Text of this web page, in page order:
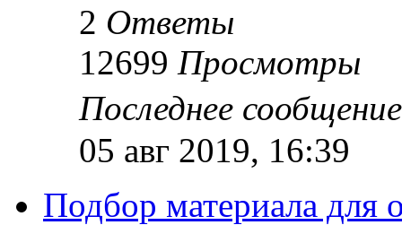
2 Ответы
12699 Просмотры
Последнее
05 авг 2019, 16:39
Подбор материала для